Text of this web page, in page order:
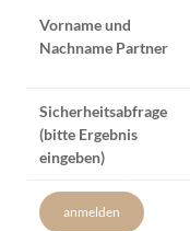
Vorname und
Nachname Partner
Sicherheitsabfrage
(bitte Ergebnis
eingeben)